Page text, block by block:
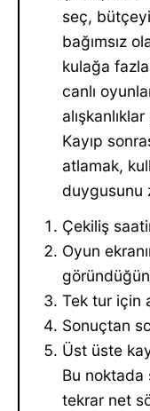
seç,
bağımsız
kulağa
canlı
Kayıp
atlamak,
duygusunu
Çekiliş
Oyun
Tek tur için
Sonuçtan
Üst üste
Bu noktada
tekrar net